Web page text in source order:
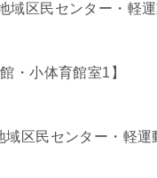
区民センター・軽運
・小体育館室1】
区民センター・軽運